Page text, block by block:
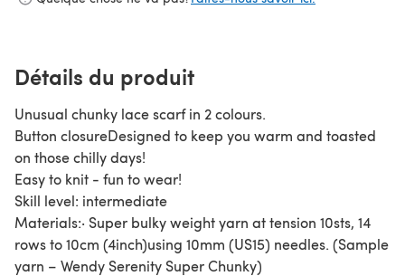
Détails du produit
Unusual chunky lace scarf in 2 colours.
Button closureDesigned to keep you warm and toasted
on those chilly days!
Easy to knit - fun to wear!
Skill level: intermediate
Materials:· Super bulky weight yarn at tension 10sts, 14
rows to 10cm (4inch)using 10mm (US15) needles. (Sample
yarn – Wendy Serenity Super Chunky)